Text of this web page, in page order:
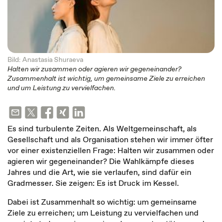
Bild: Anastasia Shuraeva
Halten wir zusammen oder agieren wir gegeneinander?
Zusammenhalt ist wichtig, um gemeinsame Ziele zu erreichen
und um Leistung zu vervielfachen.
Es sind turbulente Zeiten. Als Weltgemeinschaft, als
Gesellschaft und als Organisation stehen wir immer öfter
vor einer existenziellen Frage: Halten wir zusammen oder
agieren wir gegeneinander? Die Wahlkämpfe dieses
Jahres und die Art, wie sie verlaufen, sind dafür ein
Gradmesser. Sie zeigen: Es ist Druck im Kessel.
Dabei ist Zusammenhalt so wichtig: um gemeinsame
Ziele zu erreichen; um Leistung zu vervielfachen und